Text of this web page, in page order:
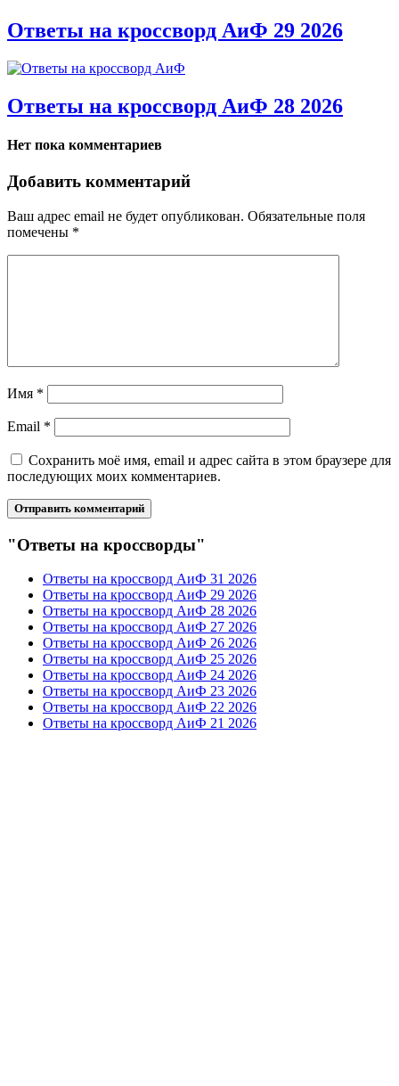
Ответы на кроссворд АиФ 29 2026
Ответы на кроссворд АиФ 28 2026
Нет пока комментариев
Добавить комментарий
Ваш адрес email не будет опубликован. Обязательные поля
помечены *
Имя *
Email *
Сохранить моё имя, email и адрес сайта в этом браузере для
последующих моих комментариев.
"Ответы на кроссворды"
Ответы на кроссворд АиФ 31 2026
Ответы на кроссворд АиФ 29 2026
Ответы на кроссворд АиФ 28 2026
Ответы на кроссворд АиФ 27 2026
Ответы на кроссворд АиФ 26 2026
Ответы на кроссворд АиФ 25 2026
Ответы на кроссворд АиФ 24 2026
Ответы на кроссворд АиФ 23 2026
Ответы на кроссворд АиФ 22 2026
Ответы на кроссворд АиФ 21 2026